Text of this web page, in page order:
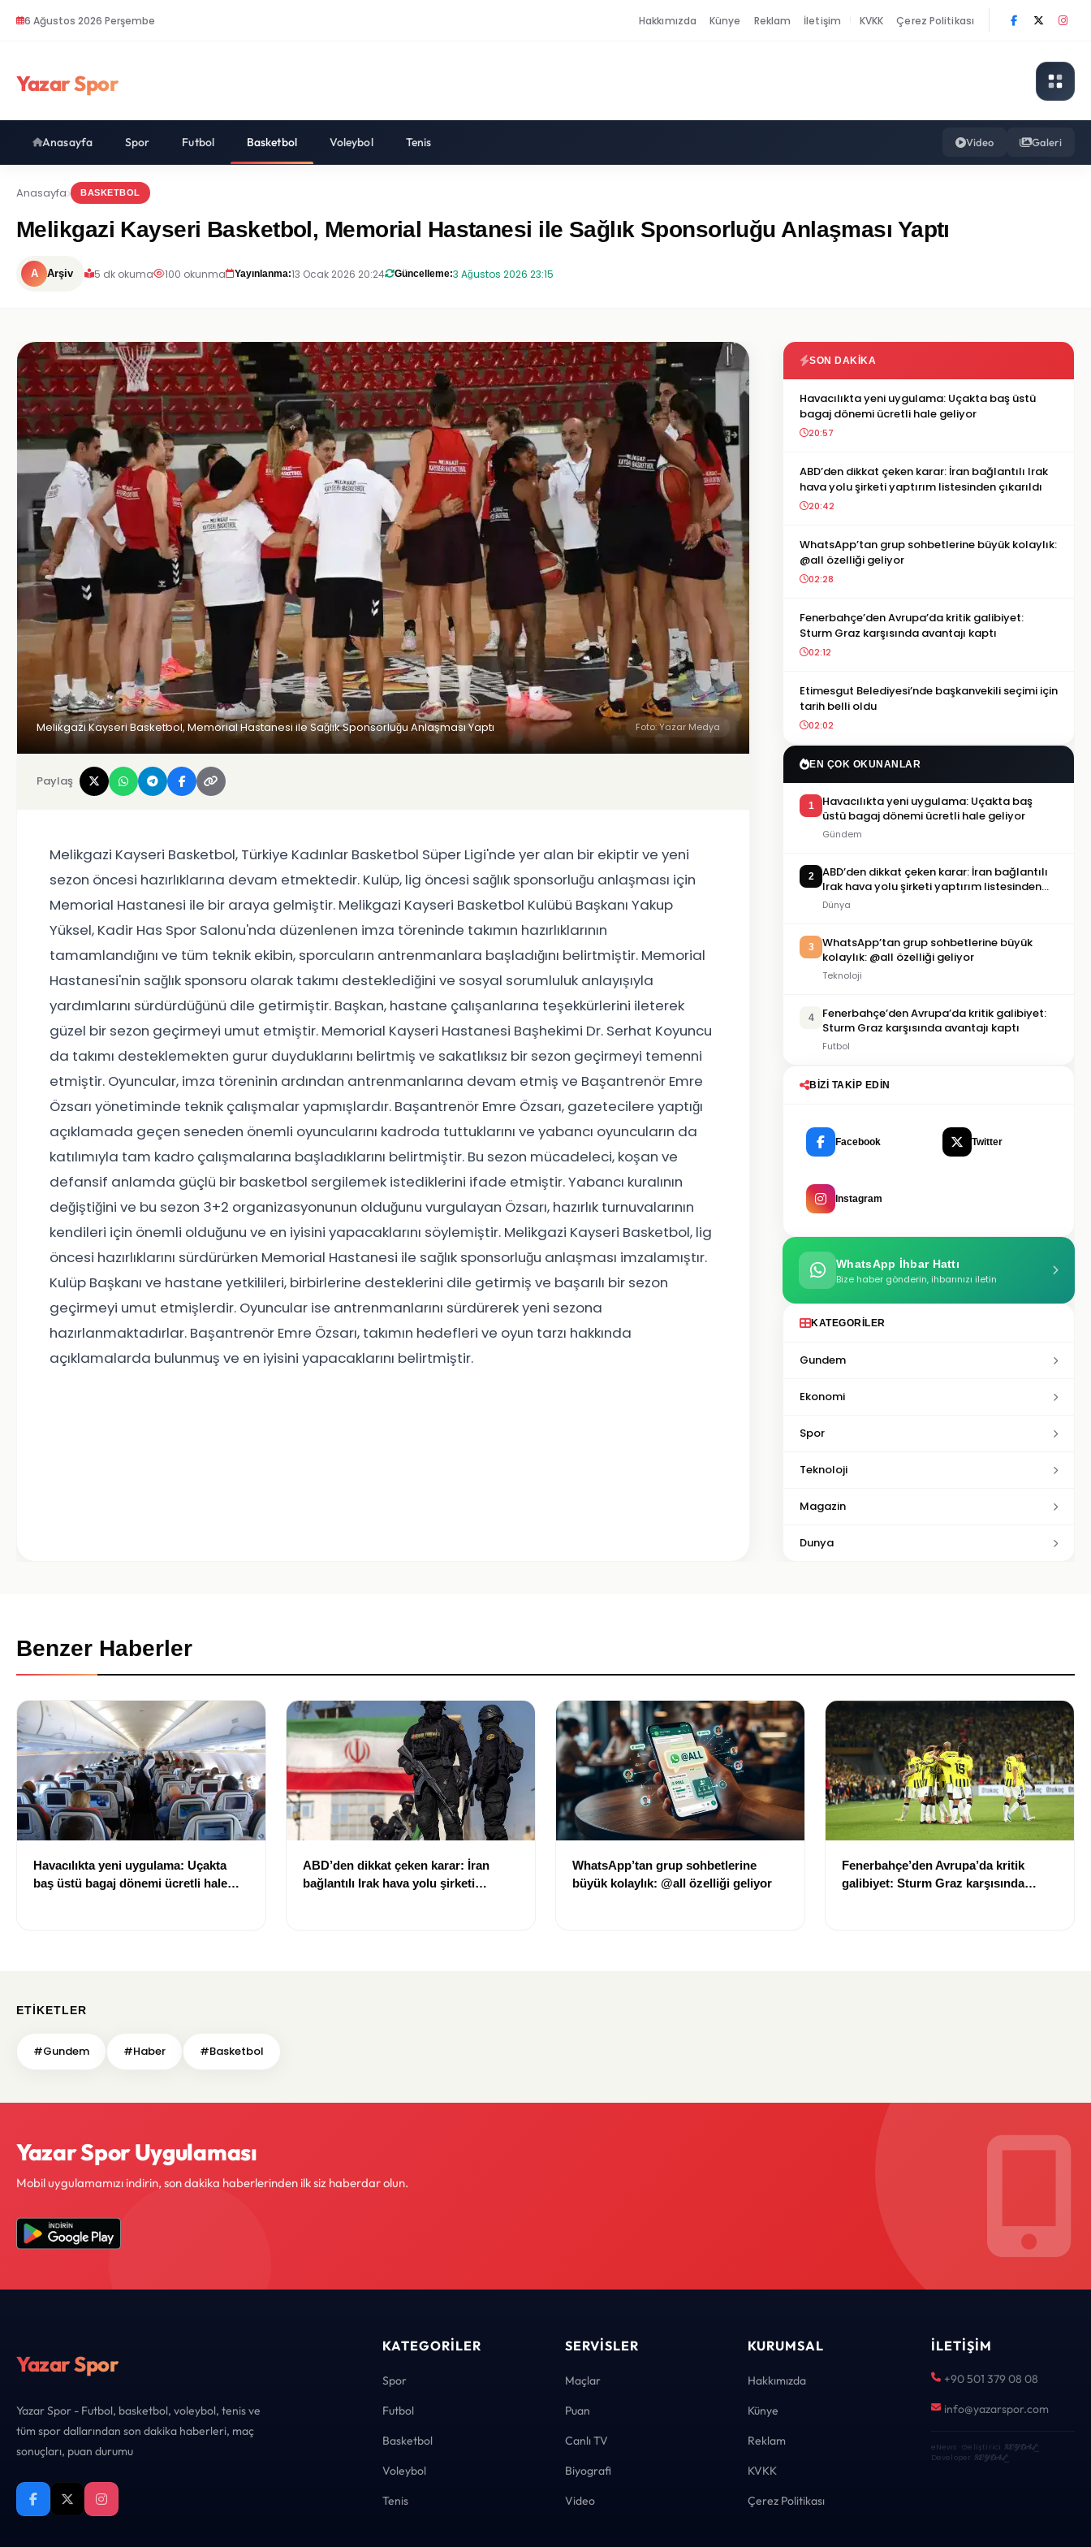
6 Ağustos 2026 Perşembe Hakkımızda Künye Reklam İletişim KVKK Çerez Politikası
Yazar Spor
Anasayfa Spor Futbol Basketbol Voleybol Tenis Video Galeri
Anasayfa BASKETBOL
Melikgazi Kayseri Basketbol, Memorial Hastanesi ile Sağlık Sponsorluğu Anlaşması Yaptı
A Arşiv 5 dk okuma 100 okunma Yayınlanma:13 Ocak 2026 20:24 Güncelleme:3 Ağustos 2026 23:15
Melikgazi Kayseri Basketbol, Memorial Hastanesi ile Sağlık Sponsorluğu Anlaşması Yaptı Foto: Yazar Medya
Paylaş
Melikgazi Kayseri Basketbol, Türkiye Kadınlar Basketbol Süper Ligi'nde yer alan bir ekiptir ve yeni
sezon öncesi hazırlıklarına devam etmektedir. Kulüp, lig öncesi sağlık sponsorluğu anlaşması için
Memorial Hastanesi ile bir araya gelmiştir. Melikgazi Kayseri Basketbol Kulübü Başkanı Yakup
Yüksel, Kadir Has Spor Salonu'nda düzenlenen imza töreninde takımın hazırlıklarının
tamamlandığını ve tüm teknik ekibin, sporcuların antrenmanlara başladığını belirtmiştir. Memorial
Hastanesi'nin sağlık sponsoru olarak takımı desteklediğini ve sosyal sorumluluk anlayışıyla
yardımlarını sürdürdüğünü dile getirmiştir. Başkan, hastane çalışanlarına teşekkürlerini ileterek
güzel bir sezon geçirmeyi umut etmiştir. Memorial Kayseri Hastanesi Başhekimi Dr. Serhat Koyuncu
da takımı desteklemekten gurur duyduklarını belirtmiş ve sakatlıksız bir sezon geçirmeyi temenni
etmiştir. Oyuncular, imza töreninin ardından antrenmanlarına devam etmiş ve Başantrenör Emre
Özsarı yönetiminde teknik çalışmalar yapmışlardır. Başantrenör Emre Özsarı, gazetecilere yaptığı
açıklamada geçen seneden önemli oyuncularını kadroda tuttuklarını ve yabancı oyuncuların da
katılımıyla tam kadro çalışmalarına başladıklarını belirtmiştir. Bu sezon mücadeleci, koşan ve
defansif anlamda güçlü bir basketbol sergilemek istediklerini ifade etmiştir. Yabancı kuralının
değiştiğini ve bu sezon 3+2 organizasyonunun olduğunu vurgulayan Özsarı, hazırlık turnuvalarının
kendileri için önemli olduğunu ve en iyisini yapacaklarını söylemiştir. Melikgazi Kayseri Basketbol, lig
öncesi hazırlıklarını sürdürürken Memorial Hastanesi ile sağlık sponsorluğu anlaşması imzalamıştır.
Kulüp Başkanı ve hastane yetkilileri, birbirlerine desteklerini dile getirmiş ve başarılı bir sezon
geçirmeyi umut etmişlerdir. Oyuncular ise antrenmanlarını sürdürerek yeni sezona
hazırlanmaktadırlar. Başantrenör Emre Özsarı, takımın hedefleri ve oyun tarzı hakkında
açıklamalarda bulunmuş ve en iyisini yapacaklarını belirtmiştir.
SON DAKIKA
Havacılıkta yeni uygulama: Uçakta baş üstü
bagaj dönemi ücretli hale geliyor
20:57
ABD’den dikkat çeken karar: İran bağlantılı Irak
hava yolu şirketi yaptırım listesinden çıkarıldı
20:42
WhatsApp’tan grup sohbetlerine büyük kolaylık:
@all özelliği geliyor
02:28
Fenerbahçe’den Avrupa’da kritik galibiyet:
Sturm Graz karşısında avantajı kaptı
02:12
Etimesgut Belediyesi’nde başkanvekili seçimi için
tarih belli oldu
02:02
EN ÇOK OKUNANLAR
1
Havacılıkta yeni uygulama: Uçakta baş
üstü bagaj dönemi ücretli hale geliyor
Gündem
2
ABD’den dikkat çeken karar: İran bağlantılı
Irak hava yolu şirketi yaptırım listesinden
çıkarıldı
Dünya
3
WhatsApp’tan grup sohbetlerine büyük
kolaylık: @all özelliği geliyor
Teknoloji
4
Fenerbahçe’den Avrupa’da kritik galibiyet:
Sturm Graz karşısında avantajı kaptı
Futbol
BIZI TAKIP EDIN
Facebook Twitter
Instagram
WhatsApp İhbar Hattı
Bize haber gönderin, ihbarınızı iletin
KATEGORILER
Gundem
Ekonomi
Spor
Teknoloji
Magazin
Dunya
Benzer Haberler
Havacılıkta yeni uygulama: Uçakta
baş üstü bagaj dönemi ücretli hale
ABD’den dikkat çeken karar: İran
bağlantılı Irak hava yolu şirketi
WhatsApp’tan grup sohbetlerine
büyük kolaylık: @all özelliği geliyor
Fenerbahçe’den Avrupa’da kritik
galibiyet: Sturm Graz karşısında
ETIKETLER
#Gundem #Haber #Basketbol
Yazar Spor Uygulaması
Mobil uygulamamızı indirin, son dakika haberlerinden ilk siz haberdar olun.
Yazar Spor
Yazar Spor - Futbol, basketbol, voleybol, tenis ve
tüm spor dallarından son dakika haberleri, maç
sonuçları, puan durumu
KATEGORILER
Spor
Futbol
Basketbol
Voleybol
Tenis
SERVISLER
Maçlar
Puan
Canlı TV
Biyografi
Video
KURUMSAL
Hakkımızda
Künye
Reklam
KVKK
Çerez Politikası
İLETIŞIM
+90 501 379 08 08
info@yazarspor.com
eNews · Geliştirici KEYDAL·
Developer KEYDAL